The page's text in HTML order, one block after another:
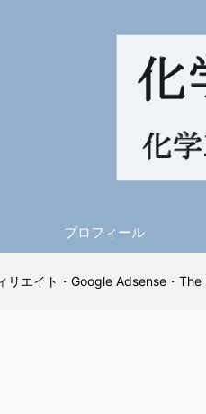
プロフィール
リエイト・Google Adsense・The